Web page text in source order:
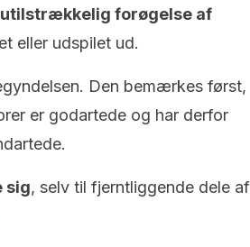
utilstrækkelig forøgelse af
eller udspilet ud.
Den bemærkes først,
er godartede og har derfor
sig, selv til fjerntliggende dele af